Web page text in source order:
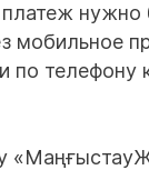
нужно
мобильное
телефону